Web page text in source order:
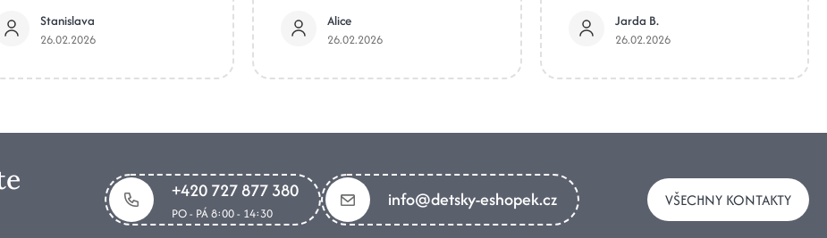
Stanislava
26.02.2026
Alice
26.02.2026
Jarda B.
26.02.2026
+420 727 877 380
PO - PÁ 8:00 - 14:30
info@detsky-eshopek.cz VŠECHNY KONTAKTY